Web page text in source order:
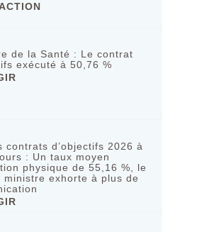
de la Santé : Le contrat
exécuté à 50,76 %
contrats d’objectifs 2026 à
: Un taux moyen
physique de 55,16 %, le
ministre exhorte à plus de